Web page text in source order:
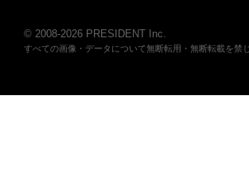
© 2008-2026 PRESIDENT Inc.
すべての画像・データについて無断転用・無断転載を禁じ